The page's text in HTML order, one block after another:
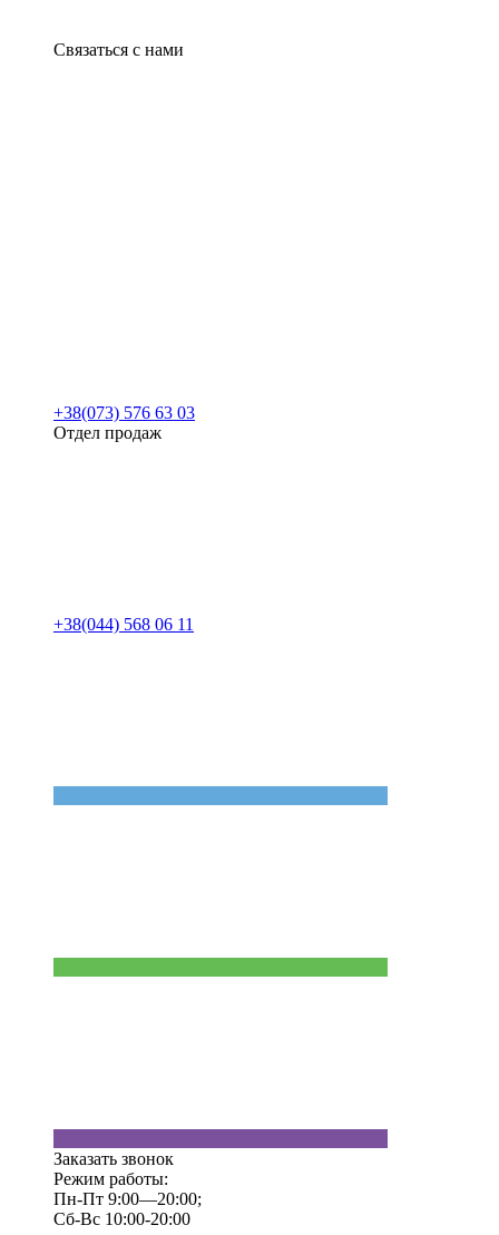
Связаться с нами
+38(073) 576 63 03
Отдел продаж
+38(044) 568 06 11
Заказать звонок
Режим работы:
Пн-Пт 9:00—20:00;
Сб-Вс 10:00-20:00